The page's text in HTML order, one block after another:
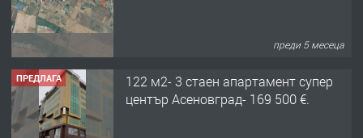
преди 5 месеца
ПРЕДЛАГА
122 м2- 3 стаен апартамент супер
център Асеновград- 169 500 €.